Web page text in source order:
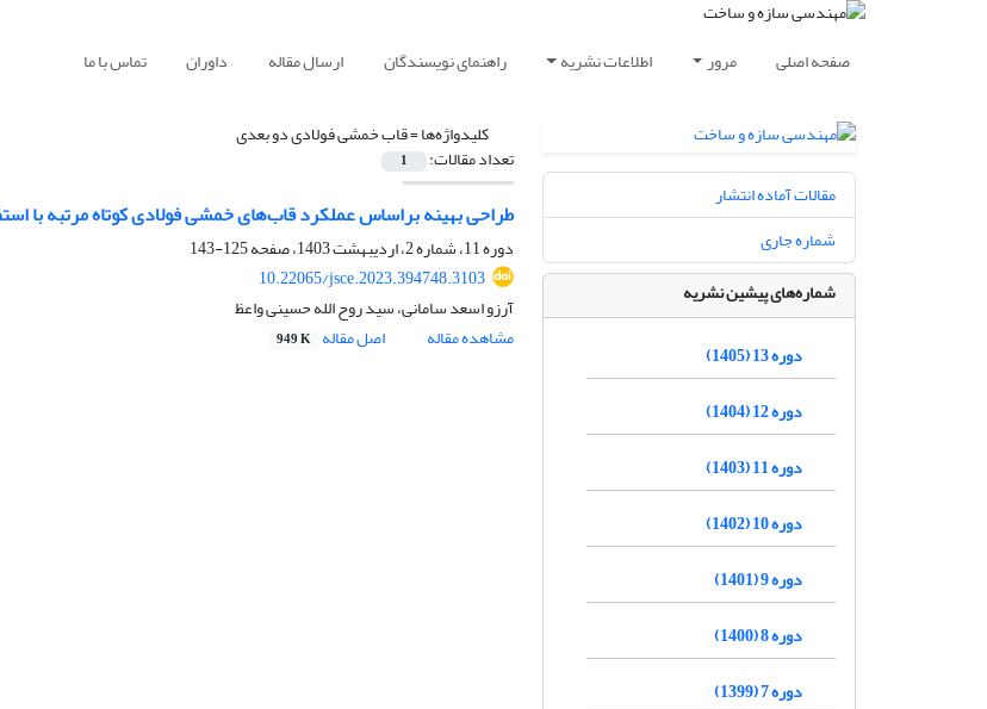
صفحه اصلی مرور اطلاعات نشریه راهنمای نویسندگان ارسال مقاله داوران تماس با ما
کلیدواژه‌ها =قاب خمشی فولادی دو بعدی
تعداد مقالات: 1
طراحی بهینه براساس عملکرد قاب‌های خمشی فولادی کوتاه مرتبه با
دوره 11، شماره 2، اردیبهشت 1403، صفحه
125-143
10.22065/jsce.2023.394748.3103
آرزو اسعد سامانی، سید روح الله حسینی واعظ
مشاهده مقاله
اصل مقاله 949 K
مقالات آماده انتشار
شماره جاری
شماره‌های پیشین نشریه
دوره 13 (1405)
دوره 12 (1404)
دوره 11 (1403)
دوره 10 (1402)
دوره 9 (1401)
دوره 8 (1400)
دوره 7 (1399)